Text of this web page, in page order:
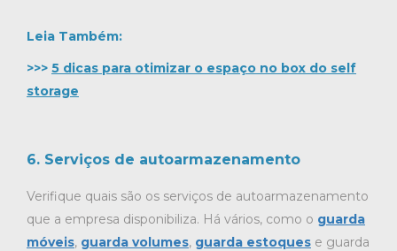
Leia Também:
>>> 5 dicas para otimizar o espaço no box do self
storage
6. Serviços de autoarmazenamento
Verifique quais são os serviços de autoarmazenamento
que a empresa disponibiliza. Há vários, como o guarda
móveis, guarda volumes, guarda estoques e guarda